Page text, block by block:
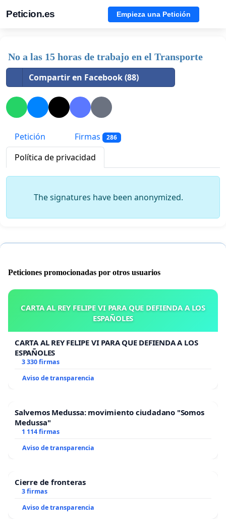
Peticion.es Empieza una Petición
No a las 15 horas de trabajo en el Transporte
Compartir en Facebook (88)
Petición Firmas 286
Política de privacidad
The signatures have been anonymized.
Peticiones promocionadas por otros usuarios
CARTA AL REY FELIPE VI PARA QUE DEFIENDA A LOS
ESPAÑOLES
CARTA AL REY FELIPE VI PARA QUE DEFIENDA A LOS
ESPAÑOLES
3 330 firmas
Aviso de transparencia
Salvemos Medussa: movimiento ciudadano "Somos
Medussa"
1 114 firmas
Aviso de transparencia
Cierre de fronteras
3 firmas
Aviso de transparencia